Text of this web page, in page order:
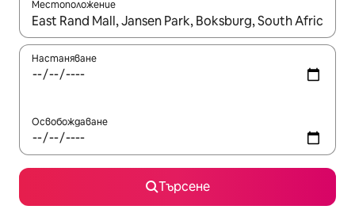
Местоположение
Когато резултатите се покажат, използвайте
Настаняване
Освобождаване
Търсене